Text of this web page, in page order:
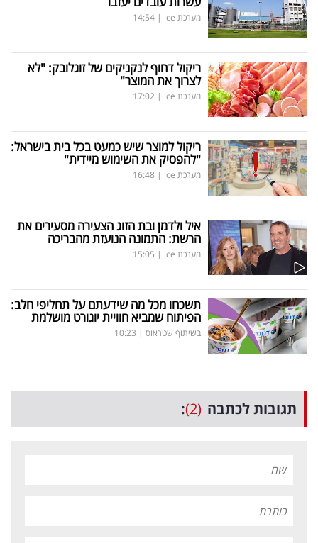
מערכת ice |
14:54
ריקול דחוף לנקניקים של זוגלובק: "לא
לצרוך את המוצר"
מערכת ice |
17:02
ריקול למוצר שיש כמעט בכל בית בישראל:
"להפסיק את השימוש מיידית"
מערכת ice |
16:48
איל ולדמן ובת הזוג הצעירה מסעירים את
הרשת: התמונה הנועזת מהבריכה
מערכת ice |
15:05
תשכחו מכל מה שידעתם על תחליפי חלב:
הפיתוח שמביא חוויית יוגורט מושלמת
בשיתוף שטראוס |
10:23
תגובות לכתבה (2)
: